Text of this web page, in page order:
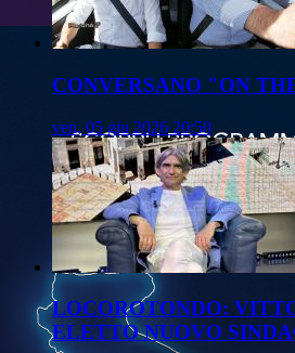
CONVERSANO "ON
ven, 05 giu 2026 20:50
LOCOROTONDO:
ELETTO NUOVO